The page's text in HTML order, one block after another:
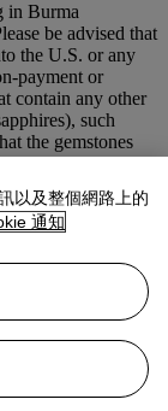
in Burma
be advised that
the U.S. or any
payment or
contain any other
such
the gemstones
outside of Burma
nature (e.g., a
articulé, pavé
nid d'abeille,vers
以及整個網路上的
通知